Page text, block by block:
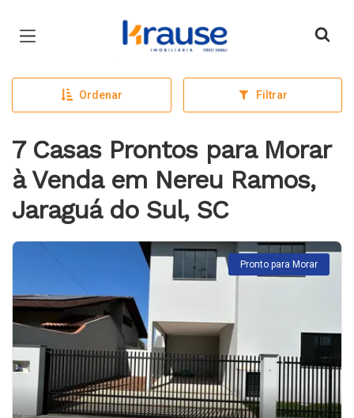
Página inicial
Ordenar Filtrar
7 Casas Prontos para Morar
à Venda em Nereu Ramos,
Jaraguá do Sul, SC
Pronto para Morar